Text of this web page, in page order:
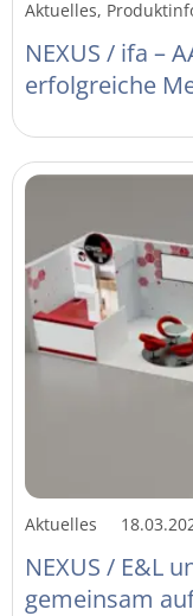
Aktuelles,
NEXUS / ifa –
erfolgreiche
Aktuelles
NEXUS / E&L
gemeinsam